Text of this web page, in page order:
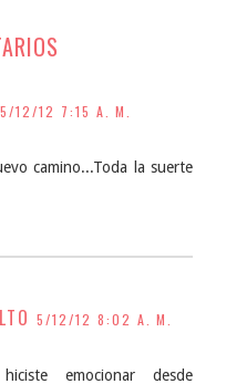
5/12/12 7:15 A. M.
camino...Toda la suerte
5/12/12 8:02 A. M.
emocionar desde